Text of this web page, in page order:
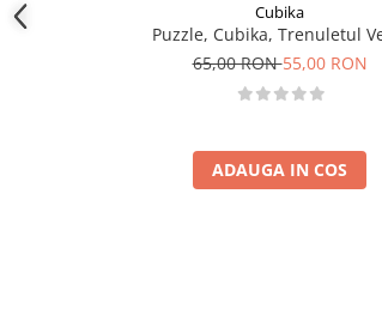
Cubika
Puzzle, Cubika, Trenuletul
65,00 RON55,00 RON
ADAUGA IN COS